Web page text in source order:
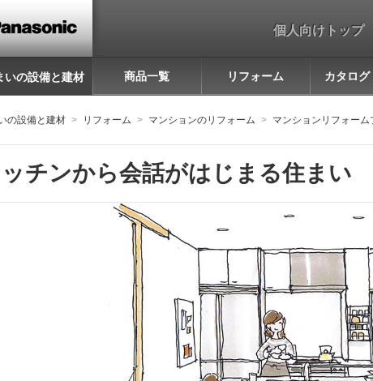
個人向けトップ
いの設備と建材 商品一覧 リフォーム カタログ
の設備と建材 リフォーム マンションのリフォーム マンションリフォーム
チンから会話がはじまる住まい